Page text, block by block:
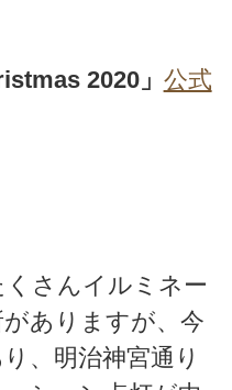
2020」 公式
さんイルミネー
ありますが、今
、明治神宮通り